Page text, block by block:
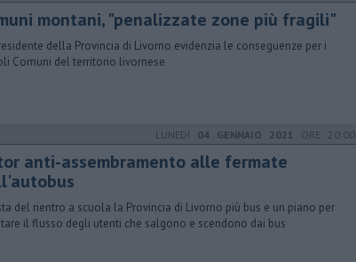
montani, "penalizzate zone più fragili"
della Provincia di Livorno evidenzia le conseguenze per i
Comuni del territorio livornese
LUNEDÌ 04 GENNAIO 2021 ORE 20:00
anti-assembramento alle fermate
del rientro a scuola la Provincia di Livorno più bus e un piano per
il flusso degli utenti che salgono e scendono dai bus